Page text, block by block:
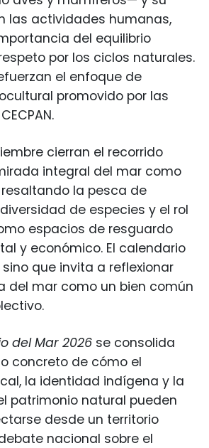
las actividades humanas,
del equilibrio
por los ciclos naturales.
el enfoque de
promovido por las
cierran el recorrido
integral del mar como
la pesca de
de especies y el rol
espacios de resguardo
y económico. El calendario
que invita a reflexionar
del mar como un bien común
del Mar 2026 se consolida
concreto de cómo el
la identidad indígena y la
patrimonio natural pueden
desde un territorio
nacional sobre el